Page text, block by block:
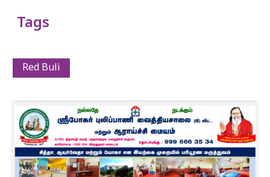
Tags
Red Buli